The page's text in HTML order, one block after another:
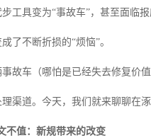
工具变为“事故车”，甚至面临
了不断折损的“烦恼”。
故车（哪怕是已经失去修复价
渠道。今天，我们就来聊聊在
不值：新规带来的改变